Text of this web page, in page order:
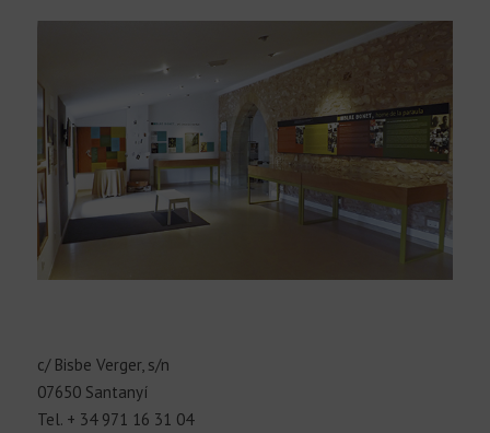
c/ Bisbe Verger, s/n
07650 Santanyí
Tel. + 34 971 16 31 04